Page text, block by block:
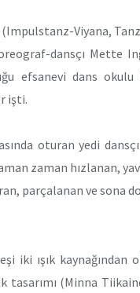
Viyana,
dansçı Mette
efsanevi dans okulu
işti.
oturan yedi
zaman hızlanan,
parçalanan ve sona
iki ışık kaynağından
tasarımı (Minna